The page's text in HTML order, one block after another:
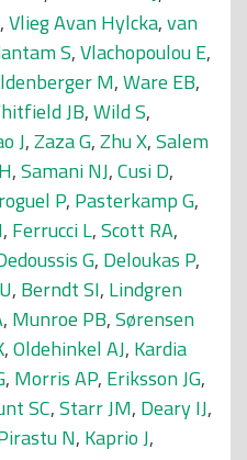
,Vlieg Avan Hylcka,van
S,Vlachopoulou E,
M,Ware EB,
JB,Wild S,
J,Zaza G,Zhu X,Salem
,Samani NJ,Cusi D,
P, Pasterkamp G,
, Ferrucci L,Scott RA,
G, Deloukas P,
, Berndt SI, Lindgren
, Munroe PB,Sørensen
,Oldehinkel AJ, Kardia
, Morris AP, Eriksson JG,
SC,Starr JM, Deary IJ,
N, Kaprio J,